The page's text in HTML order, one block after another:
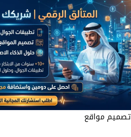
تصميم مواقع